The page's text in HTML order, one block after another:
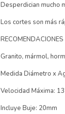
Desperdician mucho
Los cortes son más
RECOMENDACIONES
Granito, mármol,
Medida Diámetro x
Velocidad Máxima:
Incluye Buje: 20mm